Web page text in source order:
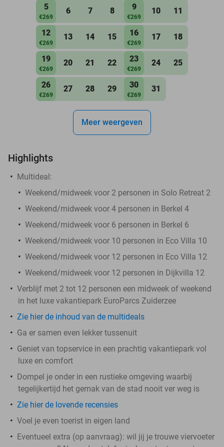
5
€269
6 7 8 9
€269
10 11
12
€269
13 14 15 16
€269
17 18
19
€269
20 21 22 23
€269
24 25
26
€269
27 28 29 30
€269
31
Meer weergeven
Highlights
Multideal:
Weekend/midweek voor 2 personen in Solo Retreat 2
Weekend/midweek voor 4 personen in Berkel 4
Weekend/midweek voor 6 personen in Berkel 6
Weekend/midweek voor 10 personen in Eco Villa 10
Weekend/midweek voor 12 personen in Eco Villa 12
Weekend/midweek voor 12 personen in Dijkvilla 12
Verblijf met 2 tot 12 personen een midweek of weekend
in het luxe vakantiepark EuroParcs Zuiderzee
Zie hier de inhoud van de multideals
Ga er samen even lekker tussenuit
Geniet van topservice in een prachtig vakantiepark vol
luxe en comfort
Dompel je onder in een rustieke omgeving waarbij
tegelijkertijd het gemak van de stad nooit ver weg is
Zie hier de lovende recensies
Voel je even toerist in eigen land
Eventueel extra (op aanvraag): wil jij je trouwe viervoeter